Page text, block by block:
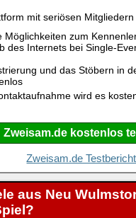
mit seriösen Mitgliedern
Möglichkeiten zum
des Internets bei Single-
und das Stöbern in
wird es
Zweisam.de kostenlos
Zweisam.de Testbericht
aus Neu